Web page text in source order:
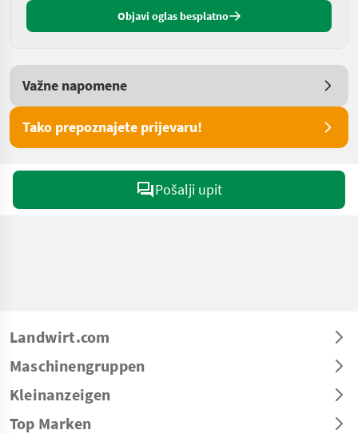
Objavi oglas besplatno
Važne napomene
Tako prepoznajete prijevaru!
Pošalji upit
Landwirt.com
Maschinengruppen
Kleinanzeigen
Top Marken